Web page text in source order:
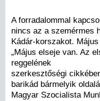
A forradalommal
nincs az a szemérmes
Kádár-korszakot.
„Május elseje van. Az
reggelének
szerkesztőségi
barikád bármelyik
Magyar Szocialista